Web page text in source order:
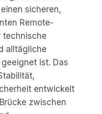
sicheren,
Remote-
technische
alltägliche
ist. Das
entwickelt
zwischen